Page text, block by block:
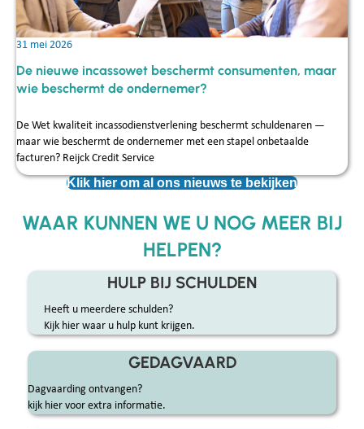
31 mei 2026
De nieuwe incassowet beschermt consumenten, maar
wie beschermt de ondernemer?
De Wet kwaliteit incassodienstverlening beschermt schuldenaren —
maar wie beschermt de ondernemer met een stapel onbetaalde
facturen? Reijck Credit Service
Klik hier om al ons nieuws te bekijken
WAAR KUNNEN WE U NOG MEER BIJ
HELPEN?
HULP BIJ SCHULDEN
Heeft u meerdere schulden?
Kijk hier waar u hulp kunt krijgen.
GEDAGVAARD
Dagvaarding ontvangen?
kijk hier voor extra informatie.